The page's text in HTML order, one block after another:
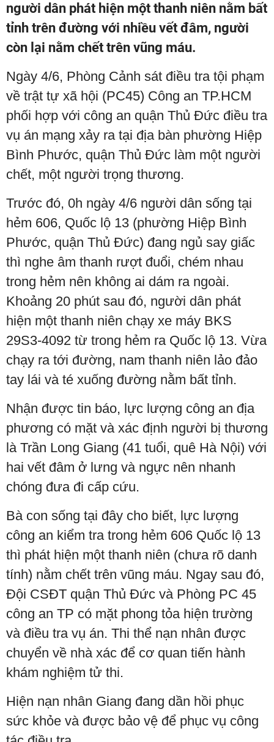
người dân phát hiện một thanh niên nằm bất
tỉnh trên đường với nhiều vết đâm, người
còn lại nằm chết trên vũng máu.
Ngày 4/6, Phòng Cảnh sát điều tra tội phạm
về trật tự xã hội (PC45) Công an TP.HCM
phối hợp với công an quận Thủ Đức điều tra
vụ án mạng xảy ra tại địa bàn phường Hiệp
Bình Phước, quận Thủ Đức làm một người
chết, một người trọng thương.
Trước đó, 0h ngày 4/6 người dân sống tại
hẻm 606, Quốc lộ 13 (phường Hiệp Bình
Phước, quận Thủ Đức) đang ngủ say giấc
thì nghe âm thanh rượt đuổi, chém nhau
trong hẻm nên không ai dám ra ngoài.
Khoảng 20 phút sau đó, người dân phát
hiện một thanh niên chạy xe máy BKS
29S3-4092 từ trong hẻm ra Quốc lộ 13. Vừa
chạy ra tới đường, nam thanh niên lảo đảo
tay lái và té xuống đường nằm bất tỉnh.
Nhận được tin báo, lực lượng công an địa
phương có mặt và xác định người bị thương
là Trần Long Giang (41 tuổi, quê Hà Nội) với
hai vết đâm ở lưng và ngực nên nhanh
chóng đưa đi cấp cứu.
Bà con sống tại đây cho biết, lực lượng
công an kiểm tra trong hẻm 606 Quốc lộ 13
thì phát hiện một thanh niên (chưa rõ danh
tính) nằm chết trên vũng máu. Ngay sau đó,
Đội CSĐT quận Thủ Đức và Phòng PC 45
công an TP có mặt phong tỏa hiện trường
và điều tra vụ án. Thi thể nạn nhân được
chuyển về nhà xác để cơ quan tiến hành
khám nghiệm tử thi.
Hiện nạn nhân Giang đang dần hồi phục
sức khỏe và được bảo vệ để phục vụ công